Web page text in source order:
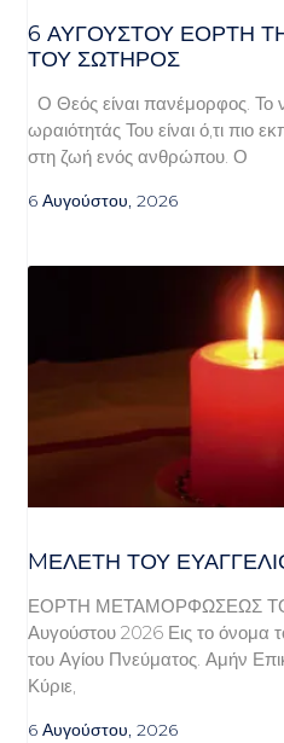
6 ΑΥΓΟΥΣΤΟΥ ΕΟΡΤΗ
ΤΟΥ ΣΩΤΗΡΟΣ
Ο Θεός είναι πανέμορφος. Το
ωραιότητάς Του είναι ό,τι πιο
στη ζωή ενός ανθρώπου. Ο
6 Αυγούστου, 2026
MΕΛΈΤΗ ΤΟΥ
ΕΟΡΤΗ ΜΕΤΑΜΟΡΦΩΣΕΩΣ
Αυγούστου 2026 Εις το όνομα
του Αγίου Πνεύματος. Αμήν
Κύριε,
6 Αυγούστου, 2026